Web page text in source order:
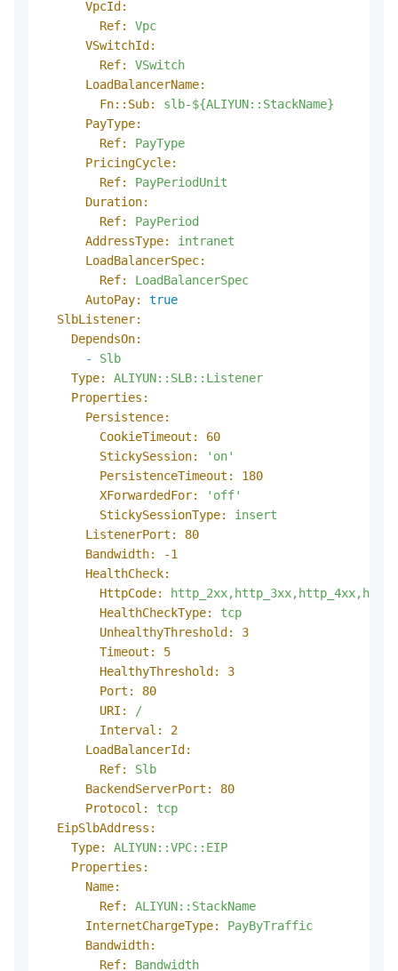
VpcId:
Ref:
Vpc
VSwitchId:
Ref:
VSwitch
LoadBalancerName:
Fn::Sub:
slb-${ALIYUN::StackName}
PayType:
Ref:
PayType
PricingCycle:
Ref:
PayPeriodUnit
Duration:
Ref:
PayPeriod
AddressType:
intranet
LoadBalancerSpec:
Ref:
LoadBalancerSpec
AutoPay:
true
SlbListener:
DependsOn:
-
Slb
Type:
ALIYUN::SLB::Listener
Properties:
Persistence:
CookieTimeout:
60
StickySession:
'on'
PersistenceTimeout:
180
XForwardedFor:
'off'
StickySessionType:
insert
ListenerPort:
80
Bandwidth:
-1
HealthCheck:
HttpCode:
HealthCheckType:
tcp
UnhealthyThreshold:
3
Timeout:
5
HealthyThreshold:
3
Port:
80
URI:
/
Interval:
2
LoadBalancerId:
Ref:
Slb
BackendServerPort:
80
Protocol:
tcp
EipSlbAddress:
Type:
ALIYUN::VPC::EIP
Properties:
Name:
Ref:
ALIYUN::StackName
InternetChargeType:
PayByTraffic
Bandwidth:
Ref:
Bandwidth